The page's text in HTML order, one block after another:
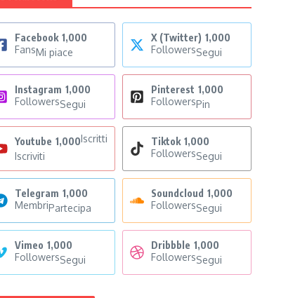
Facebook 1,000
FansMi piace
X (Twitter) 1,000
FollowersSegui
Instagram 1,000
FollowersSegui
Pinterest 1,000
FollowersPin
Youtube 1,000Iscritti
Iscriviti
Tiktok 1,000
FollowersSegui
Telegram 1,000
MembriPartecipa
Soundcloud 1,000
FollowersSegui
Vimeo 1,000
FollowersSegui
Dribbble 1,000
FollowersSegui